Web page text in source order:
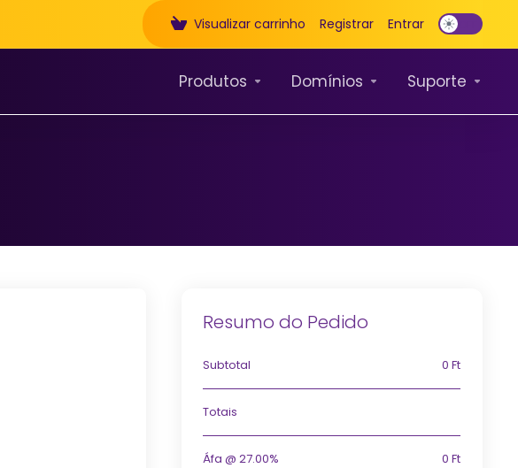
Visualizar carrinho Registrar Entrar
Produtos Domínios Suporte
Resumo do Pedido
Subtotal 0 Ft
Totais
Áfa @ 27.00% 0 Ft